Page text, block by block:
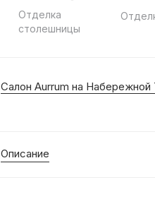
Отделка
столешницы
Салон Aurrum на
Описание